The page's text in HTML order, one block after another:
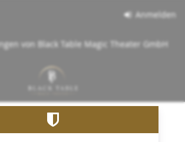
Anmelden
von Black Table Magic Theater GmbH